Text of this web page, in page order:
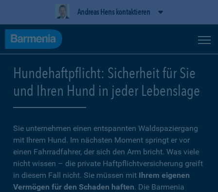
Andreas Hens kontaktieren
Hundehaftpflicht: Sicherheit für Sie
und Ihren Hund in jeder Lebenslage
Sie unternehmen einen entspannten Waldspaziergang
mit Ihrem Hund. Im nächsten Moment springt er vor
einen Fahrradfahrer, der sich den Arm bricht. Was viele
nicht wissen – die private Haftpflichtversicherung greift
in diesem Fall nicht. Sie müssen mit Ihrem eigenen
Vermögen für den Schaden haften. Die Barmenia